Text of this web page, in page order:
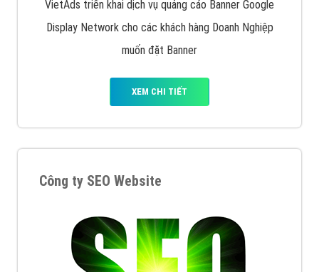
VietAds triển khai dịch vụ quảng cáo Banner Google
Display Network cho các khách hàng Doanh Nghiệp
muốn đặt Banner
XEM CHI TIẾT
Công ty SEO Website